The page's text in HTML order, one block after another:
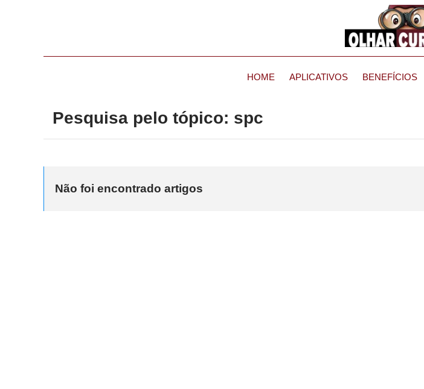
HOME APLICATIVOS BENEFÍCIOS
Pesquisa pelo tópico: spc
Não foi encontrado artigos